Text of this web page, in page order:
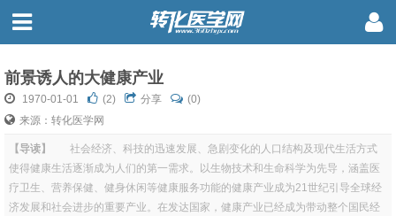
前景诱人的大健康产业
1970-01-01 (2) 分享
(0)
来源：转化医学网
【导读】
社会经济、科技的迅速发展、急剧变化的人口结构及现代生活方式
使得健康生活逐渐成为人们的第一需求。以生物技术和生命科学为先导，涵盖医
疗卫生、营养保健、健身休闲等健康服务功能的健康产业成为21世纪引导全球经
济发展和社会进步的重要产业。在发达国家，健康产业已经成为带动整个国民经